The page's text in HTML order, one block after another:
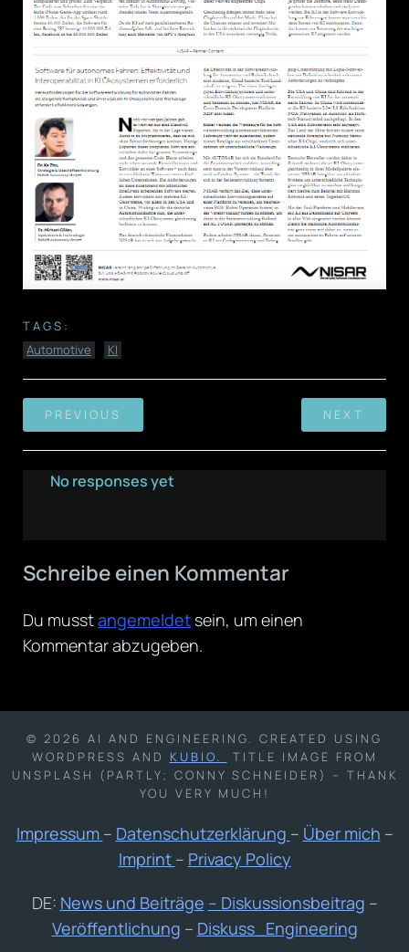
TAGS:
Automotive
KI
PREVIOUS NEXT
No responses yet
Schreibe einen Kommentar
Du musstangemeldet sein, um einen
Kommentar abzugeben.
© 2026 AI AND ENGINEERING. CREATED USING
WORDPRESS AND KUBIO.
TITLE IMAGE FROM
UNSPLASH (PARTLY; CONNY SCHNEIDER) – THANK
YOU VERY MUCH!
Impressum – Datenschutzerklärung – Über mich –
Imprint – Privacy Policy
DE: News und Beiträge – Diskussionsbeitrag –
Veröffentlichung – Diskuss_Engineering